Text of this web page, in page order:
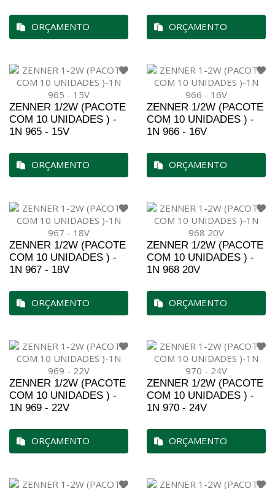
ORÇAMENTO ORÇAMENTO
ZENNER 1/2W (PACOTE
COM 10 UNIDADES ) -
1N 965 - 15V
ORÇAMENTO
ZENNER 1/2W (PACOTE
COM 10 UNIDADES ) -
1N 966 - 16V
ORÇAMENTO
ZENNER 1/2W (PACOTE
COM 10 UNIDADES ) -
1N 967 - 18V
ORÇAMENTO
ZENNER 1/2W (PACOTE
COM 10 UNIDADES ) -
1N 968 20V
ORÇAMENTO
ZENNER 1/2W (PACOTE
COM 10 UNIDADES ) -
1N 969 - 22V
ORÇAMENTO
ZENNER 1/2W (PACOTE
COM 10 UNIDADES ) -
1N 970 - 24V
ORÇAMENTO